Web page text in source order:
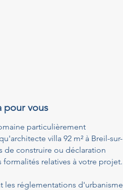
pour vous
particulièrement
villa 92 m² à Breil-sur-
de construire ou déclaration
relatives à votre projet.
les réglementations d'urbanisme